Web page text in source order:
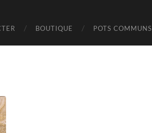
BOUTIQUE POTS COMMUNS